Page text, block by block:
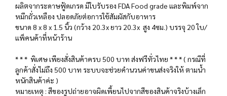
ผลิตจากระดาษฟู้ดเกรด มีใบรับรอง FDA Food grade และพิมพ์จาก
หมึกถั่วเหลือง ปลอดภัยต่อการใช้สัมผัสกับอาหาร
ขนาด 8 x 8 x 1.5 นิ้ว (กว้าง 20.3x ยาว 20.3x สูง 4ซม.) บรรจุ 20 ใบ/
แพ็คนค้าที่หน้าร้าน
* * * พิเศษ เพียงสั่งสินค้าครบ 500 บาท ส่งฟรีทั่วไทย * * * ( กรณีที่
ลูกค้าสั่งไม่ถึง 500 บาท ระบบจะช่วยคำนวนค่าขนส่งจริงให้ ตามน้ำ
หนักสินค้าค่ะ )
หมายเหตุ : สีของรูปถ่ายอาจผิดเพี้ยนไปจากสีของสินค้าจริงบ้างเล็ก